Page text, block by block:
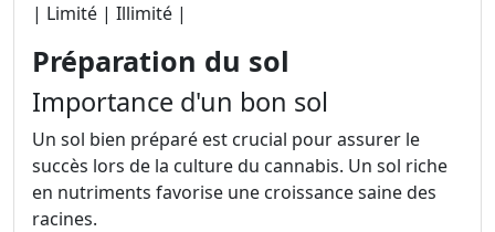
| Limité | Illimité |
Préparation du sol
Importance d'un bon sol
Un sol bien préparé est crucial pour assurer le
succès lors de la culture du cannabis. Un sol riche
en nutriments favorise une croissance saine des
racines.